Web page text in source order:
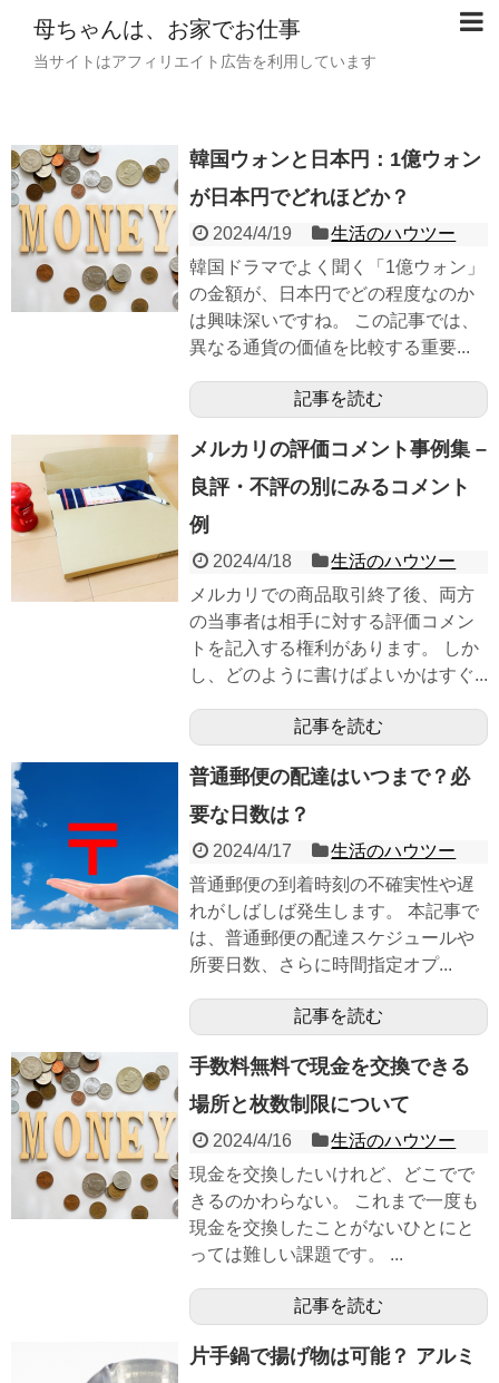
母ちゃんは、お家でお仕事
当サイトはアフィリエイト広告を利用しています
韓国ウォンと日本円：1億ウォン
が日本円でどれほどか？
2024/4/19
生活のハウツー
韓国ドラマでよく聞く「1億ウォン」
の金額が、日本円でどの程度なのか
は興味深いですね。 この記事では、
異なる通貨の価値を比較する重要...
記事を読む
メルカリの評価コメント事例集 –
良評・不評の別にみるコメント
例
2024/4/18
生活のハウツー
メルカリでの商品取引終了後、両方
の当事者は相手に対する評価コメン
トを記入する権利があります。 しか
し、どのように書けばよいかはすぐ...
記事を読む
普通郵便の配達はいつまで？必
要な日数は？
2024/4/17
生活のハウツー
普通郵便の到着時刻の不確実性や遅
れがしばしば発生します。 本記事で
は、普通郵便の配達スケジュールや
所要日数、さらに時間指定オプ...
記事を読む
手数料無料で現金を交換できる
場所と枚数制限について
2024/4/16
生活のハウツー
現金を交換したいけれど、どこでで
きるのかわらない。 これまで一度も
現金を交換したことがないひとにと
っては難しい課題です。 ...
記事を読む
片手鍋で揚げ物は可能？ アルミ